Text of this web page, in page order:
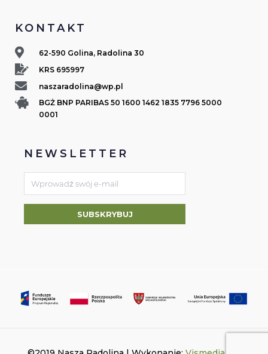
KONTAKT
62-590 Golina, Radolina 30
KRS 695997
naszaradolina@wp.pl
BGŻ BNP PARIBAS 50 1600 1462 1835 7796 5000
0001
NEWSLETTER
SUBSKRYBUJ